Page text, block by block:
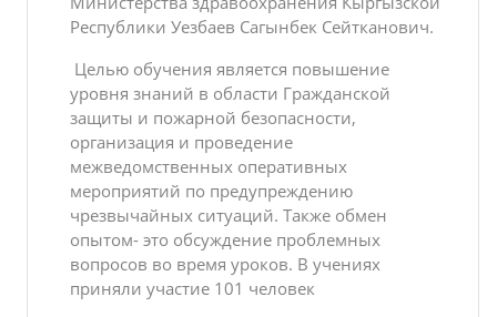
Республики Уезбаев Сагынбек Сейтканович.
Целью обучения является повышение
уровня знаний в области Гражданской
защиты и пожарной безопасности,
организация и проведение
межведомственных оперативных
мероприятий по предупреждению
чрезвычайных ситуаций. Также обмен
опытом- это обсуждение проблемных
вопросов во время уроков. В учениях
приняли участие 101 человек